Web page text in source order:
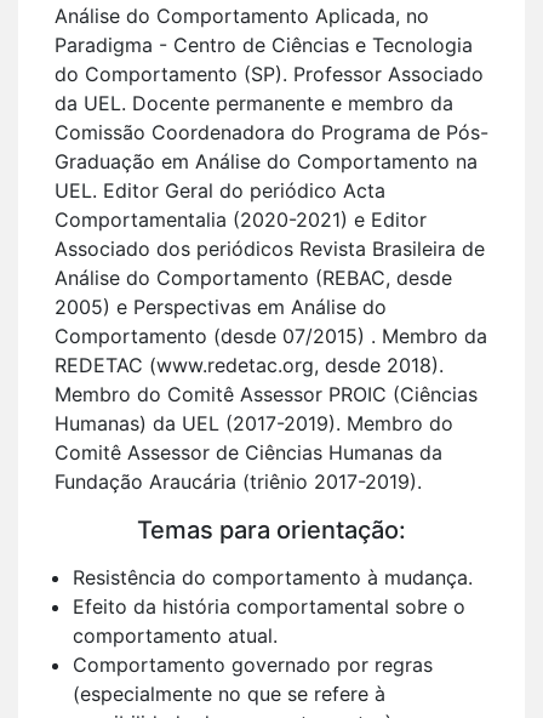
Análise do Comportamento Aplicada, no
Paradigma - Centro de Ciências e Tecnologia
do Comportamento (SP). Professor Associado
da UEL. Docente permanente e membro da
Comissão Coordenadora do Programa de Pós-
Graduação em Análise do Comportamento na
UEL. Editor Geral do periódico Acta
Comportamentalia (2020-2021) e Editor
Associado dos periódicos Revista Brasileira de
Análise do Comportamento (REBAC, desde
2005) e Perspectivas em Análise do
Comportamento (desde 07/2015) . Membro da
REDETAC (www.redetac.org, desde 2018).
Membro do Comitê Assessor PROIC (Ciências
Humanas) da UEL (2017-2019). Membro do
Comitê Assessor de Ciências Humanas da
Fundação Araucária (triênio 2017-2019).
Temas para orientação:
Resistência do comportamento à mudança.
Efeito da história comportamental sobre o
comportamento atual.
Comportamento governado por regras
(especialmente no que se refere à